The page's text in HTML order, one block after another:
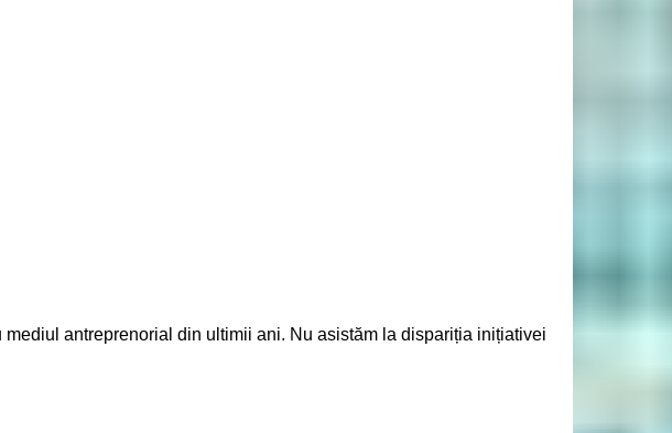
antreprenorial din ultimii ani. Nu asistăm la dispariția inițiativei